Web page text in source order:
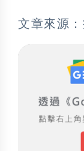
文章來源